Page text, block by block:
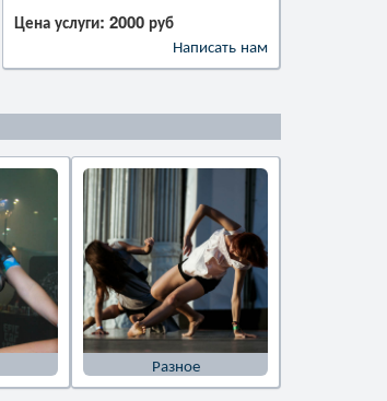
Цена услуги: 2000 руб
Написать нам
Разное